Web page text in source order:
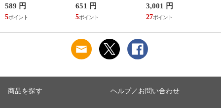
単位：1
589 円
5
651 円
5
3,001 円
27
商品を探す ヘルプ／お問い合わせ